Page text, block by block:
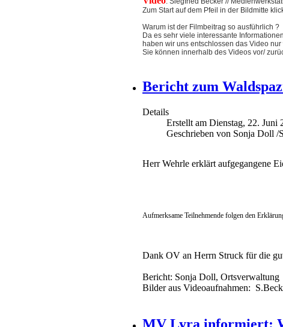
Zum Start auf dem Pfeil in der Bildmitte
Warum ist der Filmbeitrag so ausführlich ?
Da es sehr viele interessante
haben wir uns entschlossen das Video nur
Sie können innerhalb des Videos vor/
Bericht zum
Details
Erstellt am Dienstag, 22. Juni
Geschrieben von Sonja Doll /
Herr Wehrle erklärt aufgegangene
Aufmerksame Teilnehmende folgen den
Dank OV an Herrn Struck für die
Bericht: Sonja Doll, Ortsverwaltung
Bilder aus Videoaufnahmen: